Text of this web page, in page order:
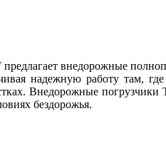
внедорожные
надежную работу там,
Внедорожные
бездорожья.